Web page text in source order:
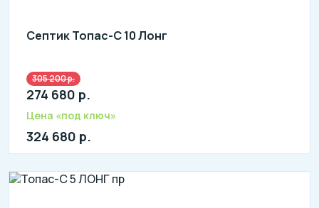
Септик Топас-С 10 Лонг
Количество человек: 9-10
литров в сутки: 2000
л: 760
305 200 р.
274 680 р.
Цена «под ключ»
324 680 р.